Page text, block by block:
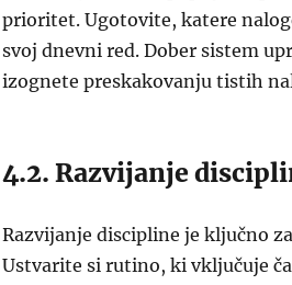
prioritet. Ugotovite, katere
svoj dnevni red. Dober sistem
izognete preskakovanju tistih
4.2. Razvijanje
Razvijanje discipline je ključno
Ustvarite si rutino, ki vključuje